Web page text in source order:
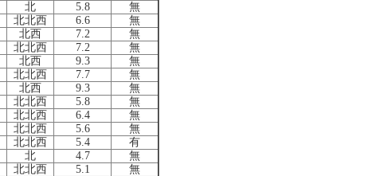
北 5.8
無
北北西 6.6
無
北西 7.2
無
北北西 7.2
無
北西 9.3
無
北北西 7.7
無
北西 9.3
無
北北西 5.8
無
北北西 6.4
無
北北西 5.6
無
北北西 5.4
有
北 4.7
無
北北西 5.1
無